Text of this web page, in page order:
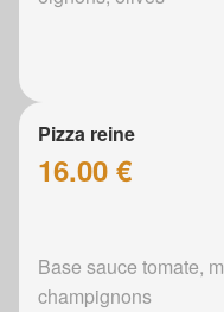
Pizza reine
16.00 €
Base sauce tomate,
champignons